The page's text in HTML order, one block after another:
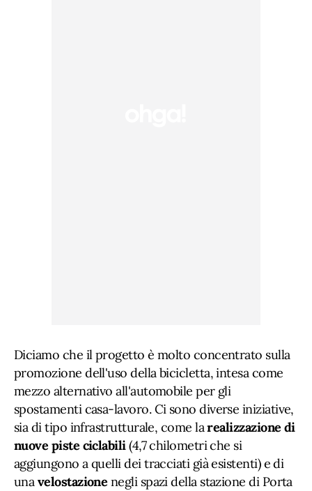
Diciamo che il progetto è molto concentrato sulla
promozione dell'uso della bicicletta, intesa come
mezzo alternativo all'automobile per gli
spostamenti casa-lavoro. Ci sono diverse iniziative,
sia di tipo infrastrutturale, come larealizzazione di
nuove piste ciclabili(4,7 chilometri che si
aggiungono a quelli dei tracciati già esistenti) e di
unavelostazione negli spazi della stazione di Porta